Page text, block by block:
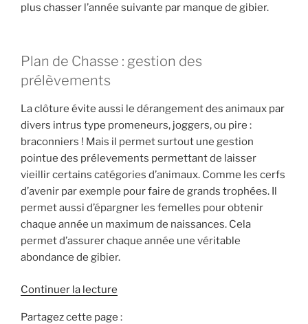
plus chasser l’année suivante par manque de gibier.
Plan de Chasse : gestion des
prélèvements
La clôture évite aussi le dérangement des animaux par
divers intrus type promeneurs, joggers, ou pire :
braconniers ! Mais il permet surtout une gestion
pointue des prélevements permettant de laisser
vieillir certains catégories d’animaux. Comme les cerfs
d’avenir par exemple pour faire de grands trophées. Il
permet aussi d’épargner les femelles pour obtenir
chaque année un maximum de naissances. Cela
permet d’assurer chaque année une véritable
abondance de gibier.
Continuer la lecture
Partagez cette page :